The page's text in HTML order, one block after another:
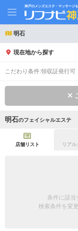
神戸のメンズエステ・マッサージ
明石
現在地から探す
初回割引あり
こだわり条件:領収証発行可
明石のフェイシャルエステ
店舗リスト リアル
条件に該当
検索条件を変